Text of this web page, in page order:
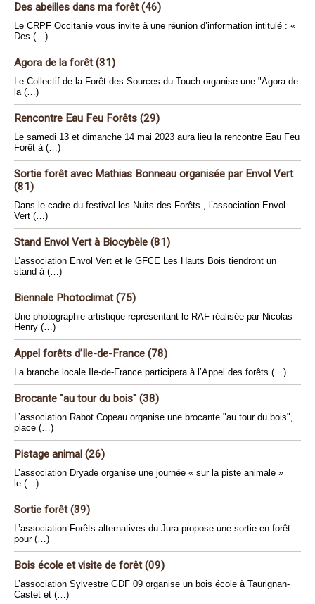
Des abeilles dans ma forêt (46)
Le CRPF Occitanie vous invite à une réunion d’information intitulé : «
Des (…)
Agora de la forêt (31)
Le Collectif de la Forêt des Sources du Touch organise une "Agora de
la (…)
Rencontre Eau Feu Forêts (29)
Le samedi 13 et dimanche 14 mai 2023 aura lieu la rencontre Eau Feu
Forêt à (…)
Sortie forêt avec Mathias Bonneau organisée par Envol Vert
(81)
Dans le cadre du festival les Nuits des Forêts , l’association Envol
Vert (…)
Stand Envol Vert à Biocybèle (81)
L’association Envol Vert et le GFCE Les Hauts Bois tiendront un
stand à (…)
Biennale Photoclimat (75)
Une photographie artistique représentant le RAF réalisée par Nicolas
Henry (…)
Appel forêts d’Ile-de-France (78)
La branche locale Ile-de-France participera à l’Appel des forêts (…)
Brocante "au tour du bois" (38)
L’association Rabot Copeau organise une brocante "au tour du bois",
place (…)
Pistage animal (26)
L’association Dryade organise une journée « sur la piste animale »
le (…)
Sortie forêt (39)
L’association Forêts alternatives du Jura propose une sortie en forêt
pour (…)
Bois école et visite de forêt (09)
L’association Sylvestre GDF 09 organise un bois école à Taurignan-
Castet et (…)